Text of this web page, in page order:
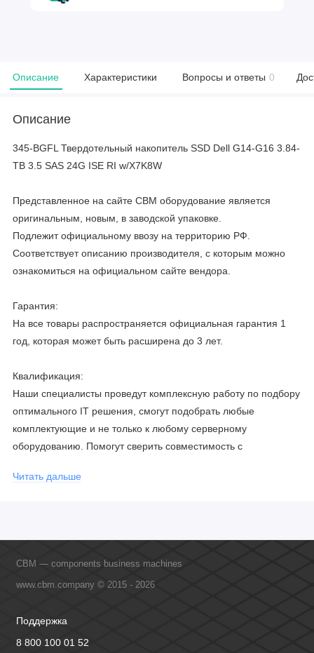
Описание Характеристики Вопросы и ответы 0
Описание
345-BGFL Твердотельный накопитель SSD Dell G14-G16 3.84-
TB 3.5 SAS 24G ISE RI w/X7K8W
Представленное на сайте CBM оборудование является
оригинальным, новым, в заводской упаковке.
Подлежит официальному ввозу на территорию РФ.
Соответствует описанию производителя, с которым можно
ознакомиться на официальном сайте вендора.
Гарантия:
На все товары распространяется официальная гарантия 1
год, которая может быть расширена до 3 лет.
Квалификация:
Наши специалисты проведут комплексную работу по подбору
оптимального IT решения, смогут подобрать любые
комплектующие и не только к любому серверному
оборудованию. Помогут сверить совместимость с
официальными производителями и проводим регулярное
Читать дальше
CBM — components business machines
www.cbm.company © 2015 - 2026
Поддержка
8 800 100 01 52